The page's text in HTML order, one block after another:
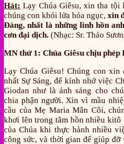
Hát: Lạy Chúa Giêsu, xin tha
chúng con khỏi lửa hỏa ngục, xin
Đàng, nhất là những linh hồn
cơn đại dịch. (Nhạc: Sr. Thảo
MN thứ 1: Chúa Giêsu chịu phép
Lạy Chúa Giêsu! Chúng con
nhất Sự Sáng, để kính nhớ việc
Giodan như là ánh sáng cho
chia phận người. Xin vì mầu
cầu của Mẹ Maria Mân Côi,
khơi lên trong tâm hồn nhiều kitô
của Chúa khi thực hành nhiều
công sức, và thời gian để giúp đỡ